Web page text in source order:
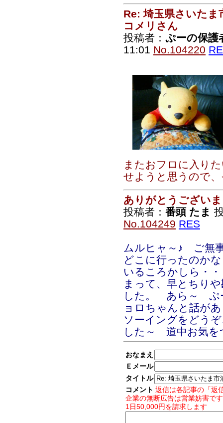
Re: 埼玉県さいたま
コメリさん
投稿者： ぷーの保護
11:01 No.104220
またおフロに入り
せようと思うので
ありがとうござい
投稿者： 番頭 たま
No.104249 RES
ムルヒャ～♪ ご無
どこに行ったのか
いるころかしら・
まって、早とちり
した。 あら～ ぷ
ョロちゃんと話が
ソーイングをどう
した～ 道中お気を
おなまえ
Ｅメール
タイトル
コメント 返信は各記事の「返
企業の無断広告は営業妨害で
1日50,000円を請求します